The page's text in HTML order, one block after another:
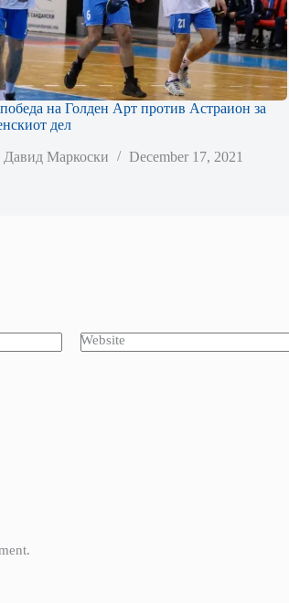
на Голден Арт против Астраион за
дел
Давид Маркоски December 17, 2021
Website